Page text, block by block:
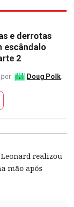
e derrotas
escândalo
2
Doug Polk
Leonard realizou
mão após